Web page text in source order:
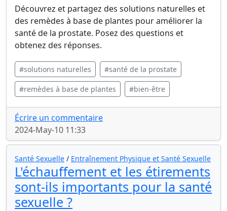
Découvrez et partagez des solutions naturelles et
des remèdes à base de plantes pour améliorer la
santé de la prostate. Posez des questions et
obtenez des réponses.
#solutions naturelles #santé de la prostate
#remèdes à base de plantes #bien-être
Écrire un commentaire
2024-May-10 11:33
Santé Sexuelle / Entraînement Physique et Santé Sexuelle
L'échauffement et les étirements
sont-ils importants pour la santé
sexuelle ?